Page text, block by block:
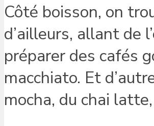
Côté boisson, on
d’ailleurs, allant de
préparer des cafés
macchiato. Et
mocha, du chai